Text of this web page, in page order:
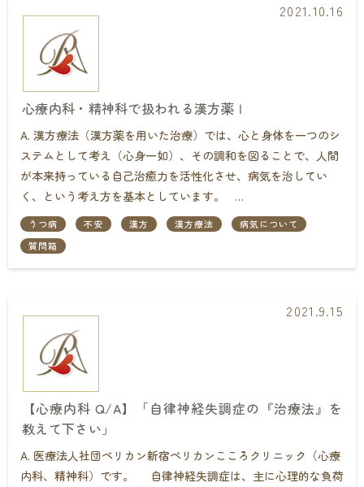
2021.10.16
心療内科・精神科で扱われる漢方薬Ⅰ
A. 漢方療法（漢方薬を用いた治療）では、心と身体を一つのシ
ステムとして考え（心身一如）、その調和を図ることで、人間
が本来持っている自己治癒力を活性化させ、病気を治してい
く、という考え方を基本としています。 …
うつ病 不安 漢方 漢方療法
病気について
質問箱
2021.9.15
【心療内科 Q/A】「自律神経失調症の『治療法』を
教えて下さい」
A. 医療法人社団ペリカン新宿ペリカンこころクリニック（心療
内科、精神科）です。 自律神経失調症は、主に心理的な負荷